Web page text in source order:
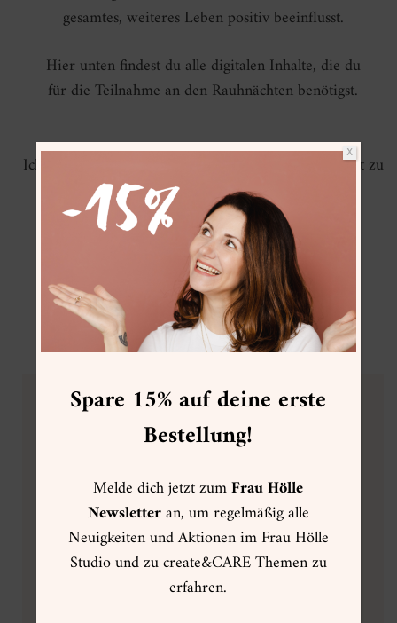
gesamtes, weiteres Leben positiv beeinflusst.
Hier unten findest du alle digitalen Inhalte, die du
für die Teilnahme an den Rauhnächten benötigst.
Ich freue mich darauf, dich durch diese magische Zeit zu
begleiten!
ZumStart der Rauhnächtefindet ein Live
Kickoff in Zoom mit Frau Hölle statt. Falls du
nicht LIVE teilnehmen kannst, wird die
Aufnahmehierdauerhaft gespeichert.
Spare 15% auf deine erste
Bestellung!
Melde dich jetzt zumFrau Hölle
Newsletteran, um regelmäßig alle
Neuigkeiten und Aktionen im Frau Hölle
Studio und zu create&CARE Themen zu
erfahren.
X